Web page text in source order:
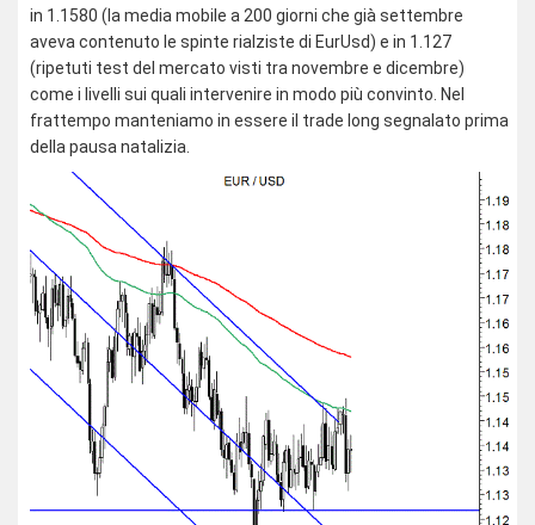
in 1.1580 (la media mobile a 200 giorni che già settembre
aveva contenuto le spinte rialziste di EurUsd) e in 1.127
(ripetuti test del mercato visti tra novembre e dicembre)
come i livelli sui quali intervenire in modo più convinto. Nel
frattempo manteniamo in essere il trade long segnalato prima
della pausa natalizia.